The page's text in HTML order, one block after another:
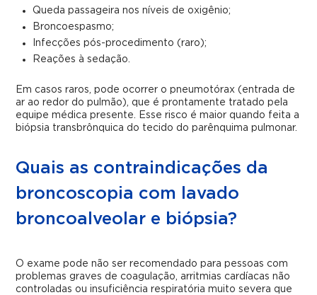
Queda passageira nos níveis de oxigênio;
Broncoespasmo;
Infecções pós-procedimento (raro);
Reações à sedação.
Em casos raros, pode ocorrer o pneumotórax (entrada de
ar ao redor do pulmão), que é prontamente tratado pela
equipe médica presente. Esse risco é maior quando feita a
biópsia transbrônquica do tecido do parênquima pulmonar.
Quais as contraindicações da
broncoscopia com lavado
broncoalveolar e biópsia?
O exame pode não ser recomendado para pessoas com
problemas graves de coagulação, arritmias cardíacas não
controladas ou insuficiência respiratória muito severa que